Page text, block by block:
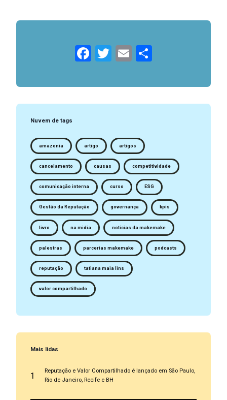
Facebook
Twitter
Email
Nuvem de tags
amazonia artigo artigos
cancelamento causas competitividade
comunicação interna curso ESG
Gestão da Reputação governança kpis
livro na midia notícias da makemake
palestras parcerias makemake podcasts
reputação tatiana maia lins
valor compartilhado
Mais lidas
1
Reputação e Valor Compartilhado é lançado em São Paulo,
Rio de Janeiro, Recife e BH